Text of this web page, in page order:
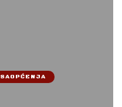
SAOPĆENJA